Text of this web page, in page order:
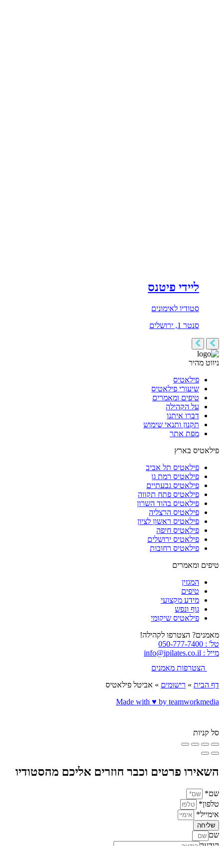
ליידי פיטנס
סטודיו לאימונים
סנטר 1, ירושלים
ניווט מהיר
פילאטיס
שיעורי פילאטיס
טיפים ומאמרים
על הקהילה
דברו איתנו
תקנון ותנאי שימוש
מפת אתר
פילאטיס בארץ
פילאטיס תל אביב
פילאטיס רמת גן
פילאטיס גבעתיים
פילאטיס פתח תקווה
פילאטיס בהוד השרון
פילאטיס הרצליה
פילאטיס ראשון לציון
פילאטיס חיפה
פילאטיס ירושלים
פילאטיס רחובות
טיפים ומאמרים
המגזין
טיפים
מידע מקצועי
גוף ונפש
פילאטיס שיקומי
מאמנים? הצטרפו לקהילה!
טל' : 050-777-7400
מייל : info@ipilates.co.il
הצטרפות מאמנים
דף הבית » רישומים » אביטל פילאטיס
Made with ♥️ by teamworkmedia
סל קניות
השאירו פרטים וכבר חוזרים אליכם מהסטודיו
שם*
טלפון*
אימייל*
שליחה
שם